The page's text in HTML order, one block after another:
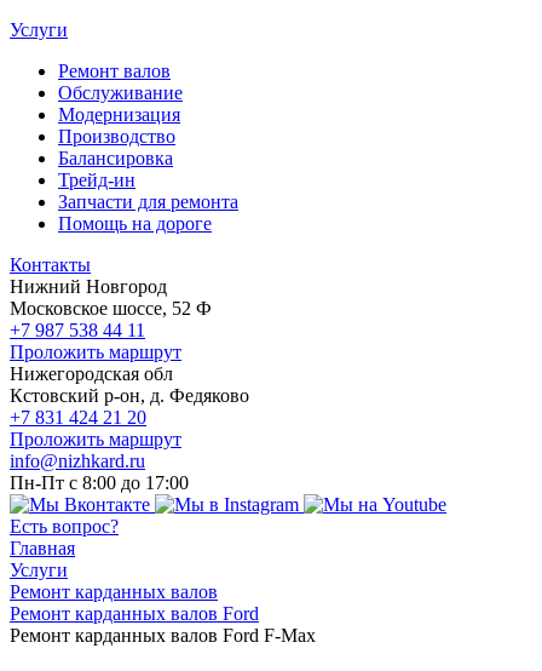
Услуги
Ремонт валов
Обслуживание
Модернизация
Производство
Балансировка
Трейд-ин
Запчасти для ремонта
Помощь на дороге
Контакты
Нижний Новгород
Московское шоссе, 52 Ф
+7 987 538 44 11
Проложить маршрут
Нижегородская обл
Кстовский р-он, д. Федяково
+7 831 424 21 20
Проложить маршрут
info@nizhkard.ru
Пн-Пт с 8:00 до 17:00
Есть вопрос?
Главная
Услуги
Ремонт карданных валов
Ремонт карданных валов Ford
Ремонт карданных валов Ford F-Max